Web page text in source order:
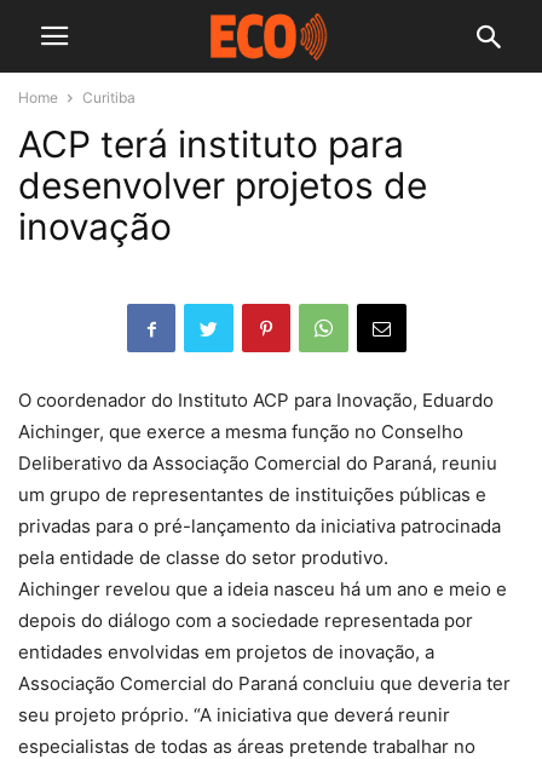
Home Curitiba
ACP terá instituto para
desenvolver projetos de
inovação
O coordenador do Instituto ACP para Inovação, Eduardo
Aichinger, que exerce a mesma função no Conselho
Deliberativo da Associação Comercial do Paraná, reuniu
um grupo de representantes de instituições públicas e
privadas para o pré-lançamento da iniciativa patrocinada
pela entidade de classe do setor produtivo.
Aichinger revelou que a ideia nasceu há um ano e meio e
depois do diálogo com a sociedade representada por
entidades envolvidas em projetos de inovação, a
Associação Comercial do Paraná concluiu que deveria ter
seu projeto próprio. “A iniciativa que deverá reunir
especialistas de todas as áreas pretende trabalhar no